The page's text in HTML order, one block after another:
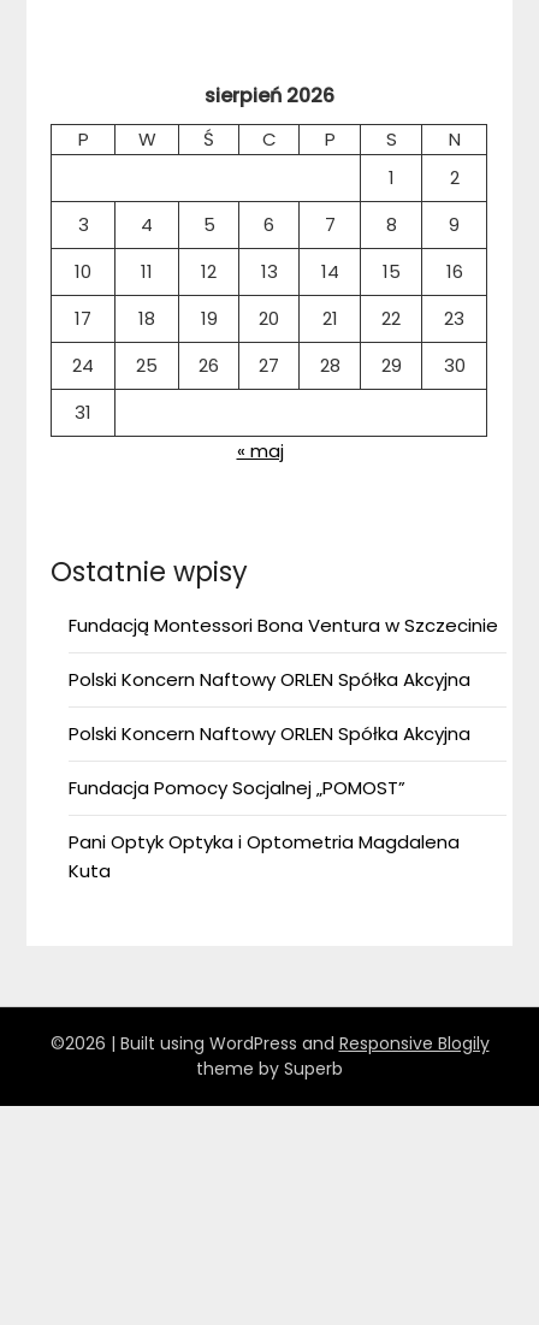
sierpień 2026
P W Ś C P S
N
1
2
3
4 5 6 7 8
9
10
11 12 13 14 15
16
17
18 19 20 21 22
23
24
25 26 27 28 29
30
31
« maj
Ostatnie wpisy
Fundacją Montessori Bona Ventura w Szczecinie
Polski Koncern Naftowy ORLEN Spółka Akcyjna
Polski Koncern Naftowy ORLEN Spółka Akcyjna
Fundacja Pomocy Socjalnej „POMOST”
Pani Optyk Optyka i Optometria Magdalena
Kuta
©2026 | Built using WordPress and Responsive Blogily
theme by Superb